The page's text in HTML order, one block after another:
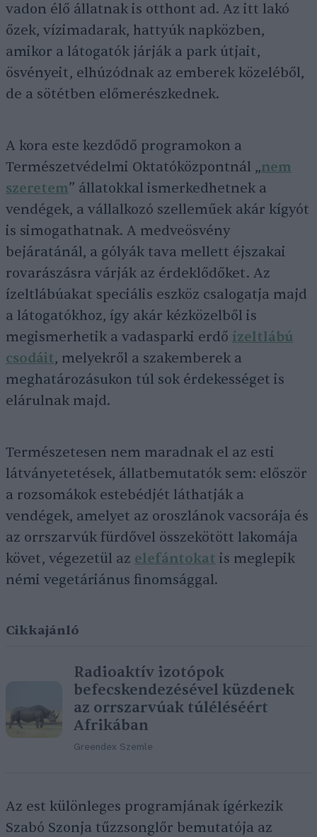
vadon élő állatnak is otthont ad. Az itt lakó
őzek, vízimadarak, hattyúk napközben,
amikor a látogatók járják a park útjait,
ösvényeit, elhúzódnak az emberek közeléből,
de a sötétben előmerészkednek.
A kora este kezdődő programokon a
Természetvédelmi Oktatóközpontnál „nem
szeretem” állatokkal ismerkedhetnek a
vendégek, a vállalkozó szelleműek akár kígyót
is simogathatnak. A medveösvény
bejáratánál, a gólyák tava mellett éjszakai
rovarászásra várják az érdeklődőket. Az
ízeltlábúakat speciális eszköz csalogatja majd
a látogatókhoz, így akár kézközelből is
megismerhetik a vadasparki erdő ízeltlábú
csodáit, melyekről a szakemberek a
meghatározásukon túl sok érdekességet is
elárulnak majd.
Természetesen nem maradnak el az esti
látványetetések, állatbemutatók sem: először
a rozsomákok estebédjét láthatják a
vendégek, amelyet az oroszlánok vacsorája és
az orrszarvúk fürdővel összekötött lakomája
követ, végezetül az elefántokat is meglepik
némi vegetáriánus finomsággal.
Cikkajánló
Radioaktív izotópok
befecskendezésével küzdenek
az orrszarvúak túléléséért
Afrikában
Greendex Szemle
Az est különleges programjának ígérkezik
Szabó Szonja tűzzsonglőr bemutatója az